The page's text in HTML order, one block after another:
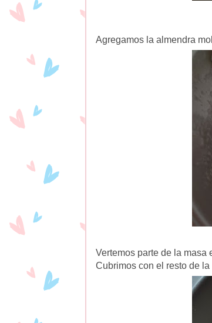
Agregamos la almendra
Vertemos parte de la masa
Cubrimos con el resto de